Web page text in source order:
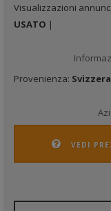
Visualizzazioni
USATO |
Provenienza: Svizzera
VEDI